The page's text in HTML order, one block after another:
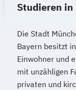
Studieren in
Die Stadt
Bayern besitzt
Einwohner und
mit unzähligen
privaten und